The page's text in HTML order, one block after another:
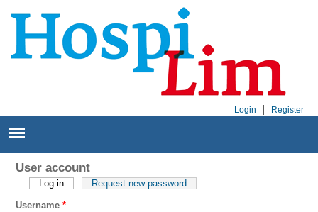
Login Register
User account
Primary tabs
Log in(active tab)Request new password
Username*